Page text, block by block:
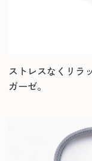
ストレスなくリラ
ガーゼ。